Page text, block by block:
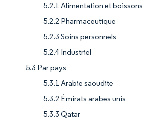
5.2.1 Alimentation et boissons
5.2.2 Pharmaceutique
5.2.3 Soins personnels
5.2.4 Industriel
5.3 Par pays
5.3.1 Arabie saoudite
5.3.2 Émirats arabes unis
5.3.3 Qatar